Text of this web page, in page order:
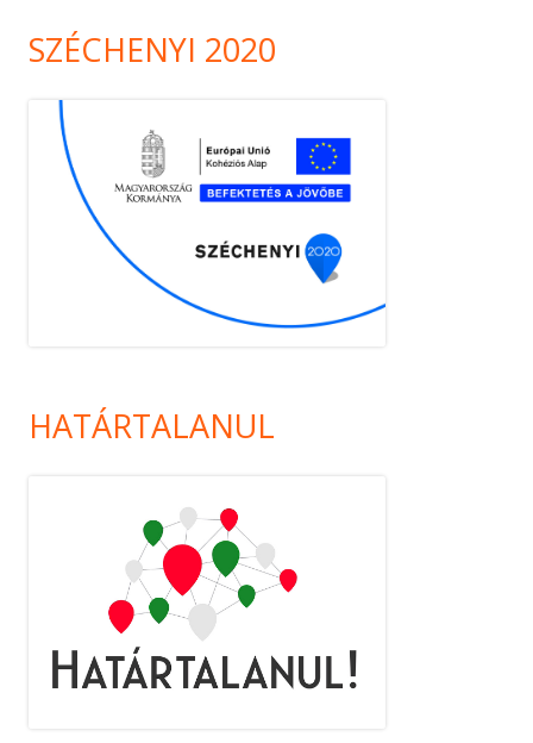
SZÉCHENYI 2020
HATÁRTALANUL